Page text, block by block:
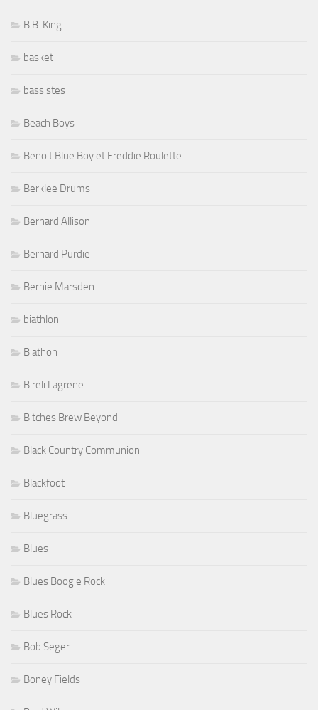
B.B. King
basket
bassistes
Beach Boys
Benoit Blue Boy et Freddie Roulette
Berklee Drums
Bernard Allison
Bernard Purdie
Bernie Marsden
biathlon
Biathon
Bireli Lagrene
Bitches Brew Beyond
Black Country Communion
Blackfoot
Bluegrass
Blues
Blues Boogie Rock
Blues Rock
Bob Seger
Boney Fields